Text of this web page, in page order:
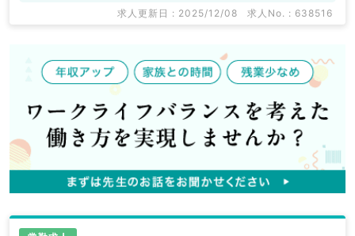
求人更新日 : 2025/12/08 求人No. : 638516